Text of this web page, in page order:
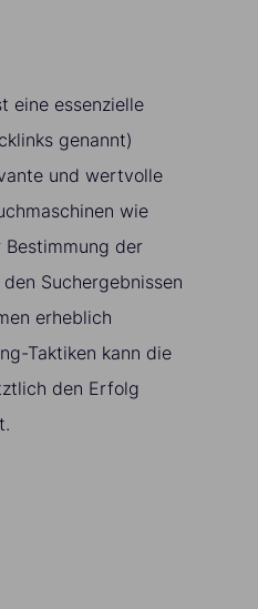
eine essenzielle
genannt)
und wertvolle
wie
Bestimmung der
Suchergebnissen
erheblich
Taktiken kann die
den Erfolg